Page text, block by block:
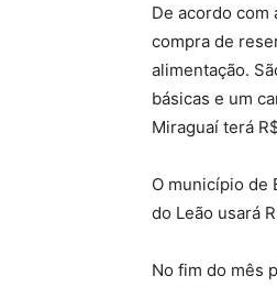
De acordo com
compra de
alimentação.
básicas e um
Miraguaí terá
O município de
do Leão usará
No fim do mês